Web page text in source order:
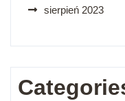
sierpień 2023